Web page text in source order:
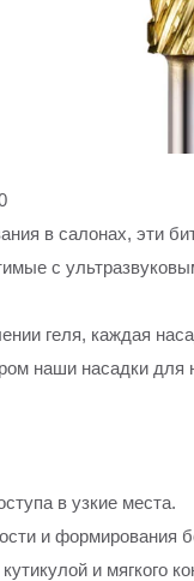
в салонах, эти
с
геля, каждая
наши насадки для
в узкие места.
и формирования
и мягкого